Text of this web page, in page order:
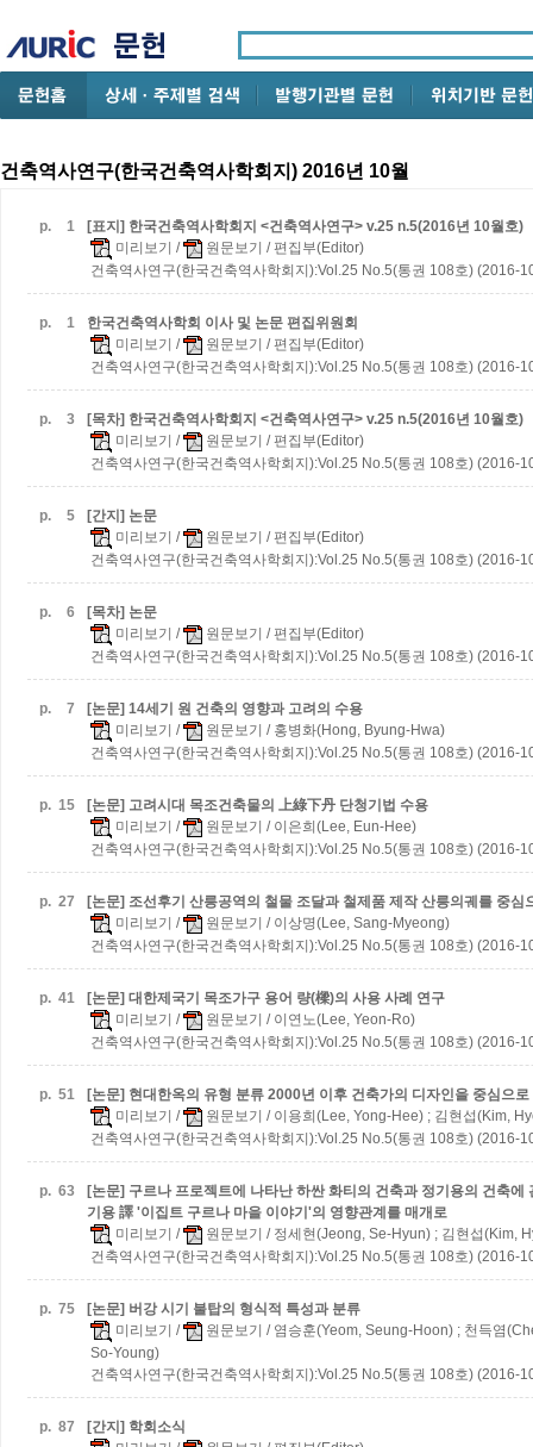
건축역사연구(한국건축역사학회지) 2016년 10월
p. 1
[표지] 한국건축역사학회지 <건축역사연구> v.25 n.5(2016년 10월호)
미리보기 / 원문보기 / 편집부(Editor)
건축역사연구(한국건축역사학회지):Vol.25 No.5(통권 108호) (2016-
p. 1
한국건축역사학회 이사 및 논문 편집위원회
미리보기 / 원문보기 / 편집부(Editor)
건축역사연구(한국건축역사학회지):Vol.25 No.5(통권 108호) (2016-
p. 3
[목차] 한국건축역사학회지 <건축역사연구> v.25 n.5(2016년 10월호)
미리보기 / 원문보기 / 편집부(Editor)
건축역사연구(한국건축역사학회지):Vol.25 No.5(통권 108호) (2016-
p. 5
[간지] 논문
미리보기 / 원문보기 / 편집부(Editor)
건축역사연구(한국건축역사학회지):Vol.25 No.5(통권 108호) (2016-
p. 6
[목차] 논문
미리보기 / 원문보기 / 편집부(Editor)
건축역사연구(한국건축역사학회지):Vol.25 No.5(통권 108호) (2016-
p. 7
[논문] 14세기 원 건축의 영향과 고려의 수용
미리보기 / 원문보기 / 홍병화(Hong, Byung-Hwa)
건축역사연구(한국건축역사학회지):Vol.25 No.5(통권 108호) (2016-
p. 15
[논문] 고려시대 목조건축물의 上綠下丹 단청기법 수용
미리보기 / 원문보기 / 이은희(Lee, Eun-Hee)
건축역사연구(한국건축역사학회지):Vol.25 No.5(통권 108호) (2016-
p. 27 [논문] 조선후기 산릉공역의 철물 조달과 철제품 제작산릉의궤를 중심
미리보기 / 원문보기 / 이상명(Lee, Sang-Myeong)
건축역사연구(한국건축역사학회지):Vol.25 No.5(통권 108호) (2016-
p. 41
[논문] 대한제국기 목조가구 용어 량(樑)의 사용 사례 연구
미리보기 / 원문보기 / 이연노(Lee, Yeon-Ro)
건축역사연구(한국건축역사학회지):Vol.25 No.5(통권 108호) (2016-
p. 51 [논문] 현대한옥의 유형 분류 2000년 이후 건축가의 디자인을 중심으로
미리보기 / 원문보기 / 이용희(Lee, Yong-Hee) ; 김현섭(Kim,
건축역사연구(한국건축역사학회지):Vol.25 No.5(통권 108호) (2016-
p. 63
[논문] 구르나 프로젝트에 나타난 하싼 화티의 건축과 정기용의 건축에
기용 譯 '이집트 구르나 마을 이야기'의 영향관계를 매개로
미리보기 / 원문보기 / 정세현(Jeong, Se-Hyun) ; 김현섭(Kim,
건축역사연구(한국건축역사학회지):Vol.25 No.5(통권 108호) (2016-
p. 75
[논문] 버강 시기 불탑의 형식적 특성과 분류
미리보기 / 원문보기 / 염승훈(Yeom, Seung-Hoon) ; 천득염
So-Young)
건축역사연구(한국건축역사학회지):Vol.25 No.5(통권 108호) (2016-
p. 87
[간지] 학회소식